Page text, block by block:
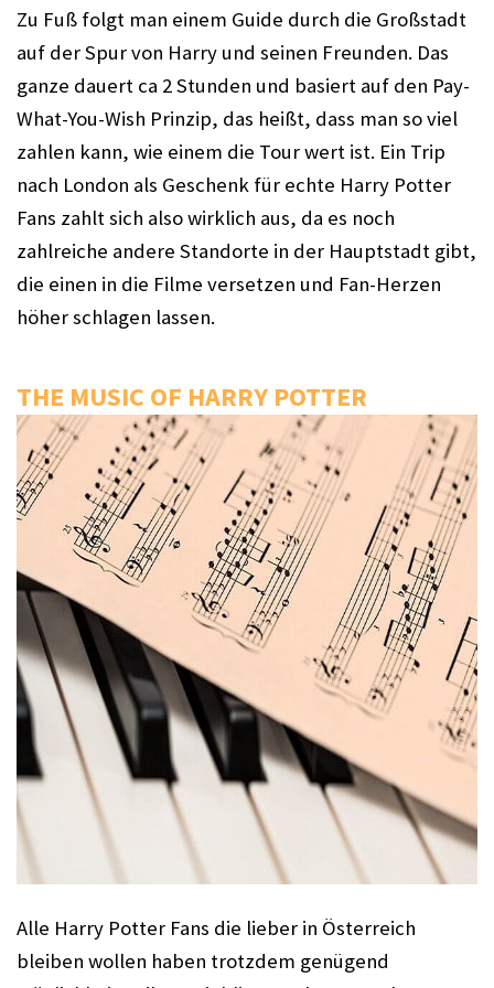
Zu Fuß folgt man einem Guide durch die Großstadt
auf der Spur von Harry und seinen Freunden. Das
ganze dauert ca 2 Stunden und basiert auf den Pay-
What-You-Wish Prinzip, das heißt, dass man so viel
zahlen kann, wie einem die Tour wert ist. Ein Trip
nach London als Geschenk für echte Harry Potter
Fans zahlt sich also wirklich aus, da es noch
zahlreiche andere Standorte in der Hauptstadt gibt,
die einen in die Filme versetzen und Fan-Herzen
höher schlagen lassen.
THE MUSIC OF HARRY POTTER
Alle Harry Potter Fans die lieber in Österreich
bleiben wollen haben trotzdem genügend